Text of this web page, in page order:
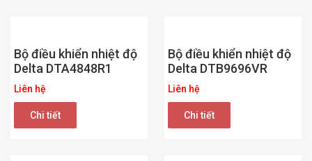
Bộ điều khiển nhiệt độ
Delta DTA4848R1
Liên hệ
Chi tiết
Bộ điều khiển nhiệt độ
Delta DTB9696VR
Liên hệ
Chi tiết